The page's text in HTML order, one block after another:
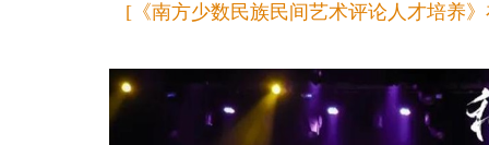
[《南方少数民族民间艺术评论人才培养